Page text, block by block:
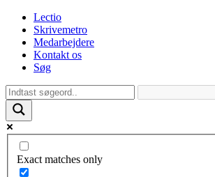
Lectio
Skrivemetro
Medarbejdere
Kontakt os
Søg
Exact matches only